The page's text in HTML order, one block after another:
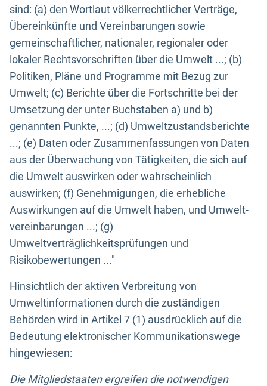
sind: (a) den Wortlaut völkerrechtlicher Verträge,
Übereinkünfte und Vereinbarungen sowie
gemeinschaftlicher, nationaler, regionaler oder
lokaler Rechtsvorschriften über die Umwelt ...; (b)
Politiken, Pläne und Programme mit Bezug zur
Umwelt; (c) Berichte über die Fortschritte bei der
Umsetzung der unter Buchstaben a) und b)
genannten Punkte, ...; (d) Umweltzustandsberichte
...; (e) Daten oder Zusammenfassungen von Daten
aus der Überwachung von Tätigkeiten, die sich auf
die Umwelt auswirken oder wahrscheinlich
auswirken; (f) Genehmigungen, die erhebliche
Auswirkungen auf die Umwelt haben, und Umwelt-
vereinbarungen ...; (g)
Umweltverträglichkeitsprüfungen und
Risikobewertungen ..."
Hinsichtlich der aktiven Verbreitung von
Umweltinformationen durch die zuständigen
Behörden wird in Artikel 7 (1) ausdrücklich auf die
Bedeutung elektronischer Kommunikationswege
hingewiesen:
Die Mitgliedstaaten ergreifen die notwendigen